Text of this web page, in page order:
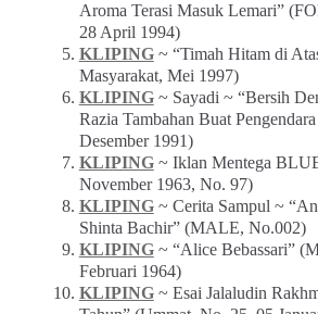
Aroma Terasi Masuk Lemari”
28 April 1994)
KLIPING~ “Timah Hitam di
Masyarakat, Mei 1997)
KLIPING~ Sayadi ~ “Bersih
Razia Tambahan Buat
Desember 1991)
KLIPING~ Iklan Mentega
November 1963, No. 97)
KLIPING~ Cerita Sampul ~
Shinta Bachir” (MALE, No.002)
KLIPING~ “Alice Bebassari”
Februari 1964)
KLIPING~ Esai Jalaludin